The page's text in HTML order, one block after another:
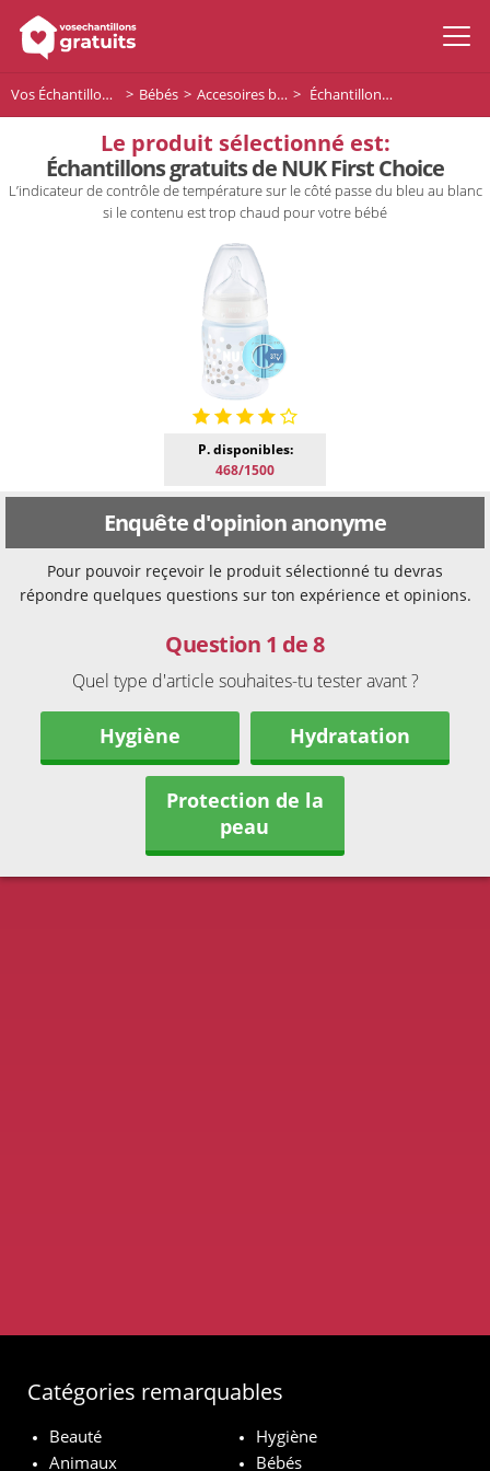
Vos Échantillons Gratuits Bébés Accesoires bébés Échantillons gratuits de NUK First Choice
Le produit sélectionné est:
Échantillons gratuits de NUK First Choice
L’indicateur de contrôle de température sur le côté passe du bleu au blanc
si le contenu est trop chaud pour votre bébé
P. disponibles:
468/1500
Enquête d'opinion anonyme
Pour pouvoir reçevoir le produit sélectionné tu devras
répondre quelques questions sur ton expérience et opinions.
Question 1 de 8
Quel type d'article souhaites-tu tester avant ?
Hygiène Hydratation
Protection de la
peau
Catégories remarquables
Beauté
Hygiène
Animaux
Bébés